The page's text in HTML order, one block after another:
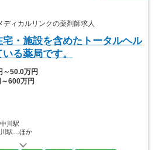
ィカルリンクの薬剤師求人
・施設を含めたトータルヘル
る薬局です。
～50.0万円
～600万円
川駅
川駅…ほか